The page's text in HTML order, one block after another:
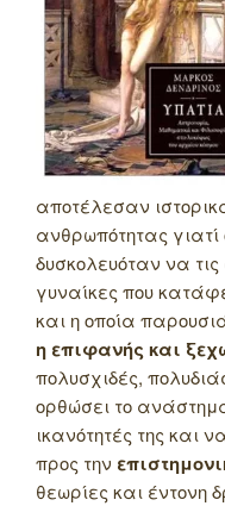
αποτέλεσαν
ανθρωπότητας
δυσκολευόταν να
γυναίκες που
και η οποία
η επιφανής και
πολυσχιδές,
ορθώσει το
ικανότητές της και
προς την
θεωρίες και έντονη